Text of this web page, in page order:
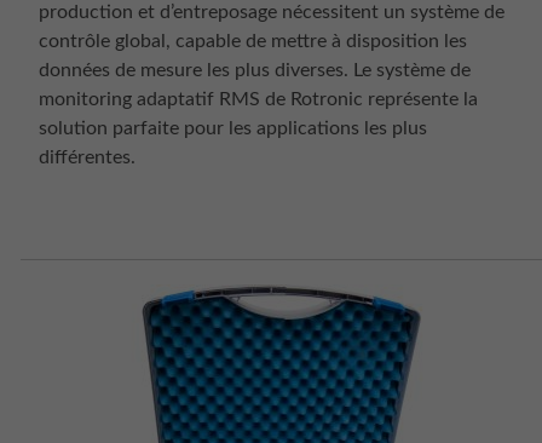
production et d’entreposage nécessitent un système de
contrôle global, capable de mettre à disposition les
données de mesure les plus diverses. Le système de
monitoring adaptatif RMS de Rotronic représente la
solution parfaite pour les applications les plus
différentes.